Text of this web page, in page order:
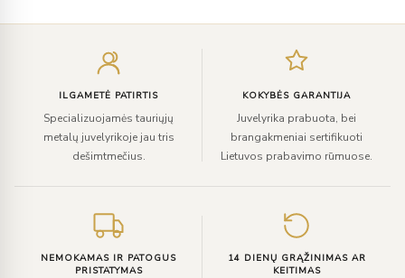
ILGAMETĖ PATIRTIS
Specializuojamės tauriųjų
metalų juvelyrikoje jau tris
dešimtmečius.
KOKYBĖS GARANTIJA
Juvelyrika prabuota, bei
brangakmeniai sertifikuoti
Lietuvos prabavimo rūmuose.
NEMOKAMAS IR PATOGUS
PRISTATYMAS
14 DIENŲ GRĄŽINIMAS AR
KEITIMAS